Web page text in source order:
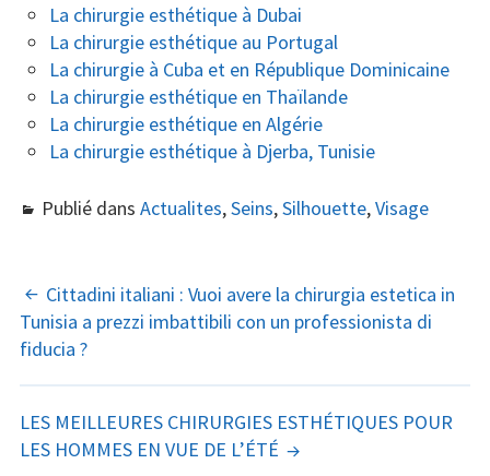
La chirurgie esthétique à Dubai
La chirurgie esthétique au Portugal
La chirurgie à Cuba et en République Dominicaine
La chirurgie esthétique en Thaïlande
La chirurgie esthétique en Algérie
La chirurgie esthétique à Djerba, Tunisie
Publié dans Actualites,Seins,Silhouette,Visage
NAVIGATION
DES
Cittadini italiani : Vuoi avere la chirurgia estetica in
Tunisia a prezzi imbattibili con un professionista di
fiducia ?
LES MEILLEURES CHIRURGIES ESTHÉTIQUES POUR
LES HOMMES EN VUE DE L’ÉTÉ